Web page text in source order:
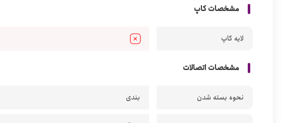
مشخصات کاپ
لایه کاپ
مشخصات اتصالات
نحوه بسته شدن بندی